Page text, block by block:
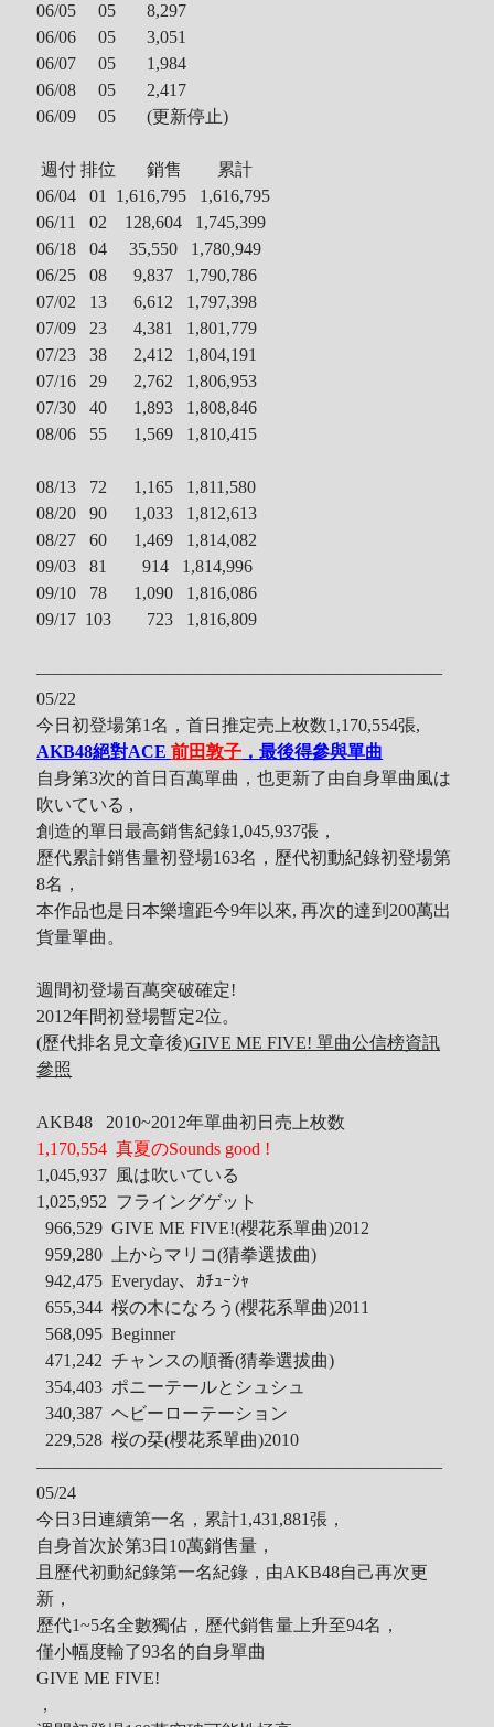
06/05 05 8,297
06/06 05 3,051
06/07 05 1,984
06/08 05 2,417
06/09 05 (更新停止)
週付 排位 銷售 累計
06/04 01 1,616,795 1,616,795
06/11 02 128,604 1,745,399
06/18 0435,550 1,780,949
06/25 089,837 1,790,786
07/02 13 6,612 1,797,398
07/09 23 4,381 1,801,779
07/23 38 2,412 1,804,191
07/16 29 2,762 1,806,953
07/30 40 1,893 1,808,846
08/06 55 1,569 1,810,415
08/13 72 1,165 1,811,580
08/20 90 1,033 1,812,613
08/27 60 1,469 1,814,082
09/03 81 914 1,814,996
09/10 78 1,090 1,816,086
09/17 103 723 1,816,809
———————————————————————
05/22
今日初登場第1名，首日推定売上枚数1,170,554張,
AKB48絕對ACE前田敦子 ，最後得參與單曲
自身第3次的首日百萬單曲，也更新了由自身單曲風は
吹いている ,
創造的單日最高銷售紀錄1,045,937張，
歷代累計銷售量初登場163名，歷代初動紀錄初登場第
8名，
本作品也是日本樂壇距今9年以來, 再次的達到200萬出
貨量單曲。
週間初登場百萬突破確定!
2012年間初登場暫定2位。
(歷代排名見文章後)GIVE ME FIVE! 單曲公信榜資訊
參照
AKB48 2010~2012年單曲初日売上枚数
1,170,554 真夏のSounds good !
1,045,937 風は吹いている
1,025,952 フライングゲット
966,529 GIVE ME FIVE!(櫻花系單曲)2012
959,280 上からマリコ(猜拳選拔曲)
942,475 Everyday、ｶﾁｭｰｼｬ
655,344 桜の木になろう(櫻花系單曲)2011
568,095 Beginner
471,242 チャンスの順番(猜拳選拔曲)
354,403 ポニーテールとシュシュ
340,387 ヘビーローテーション
229,528 桜の栞(櫻花系單曲)2010
———————————————————————
05/24
今日3日連續第一名，累計1,431,881張，
自身首次於第3日10萬銷售量，
且歷代初動紀錄第一名紀錄，由AKB48自己再次更
新，
歷代1~5名全數獨佔，歷代銷售量上升至94名，
僅小幅度輸了93名的自身單曲
GIVE ME FIVE!
，